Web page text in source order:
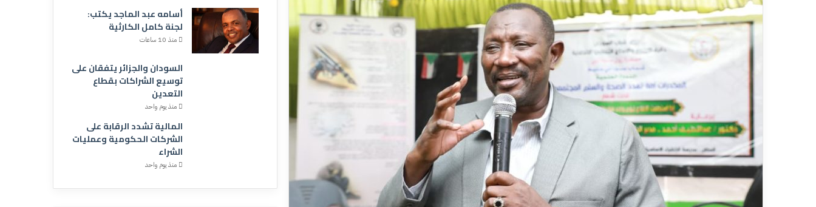
أسامه عبد الماجد يكتب:
لجنة كامل الكارثية
منذ 10 ساعات
السودان والجزائر يتفقان على
توسيع الشراكات بقطاع
التعدين
منذ يوم واحد
المالية تشدد الرقابة على
الشركات الحكومية وعمليات
الشراء
منذ يوم واحد